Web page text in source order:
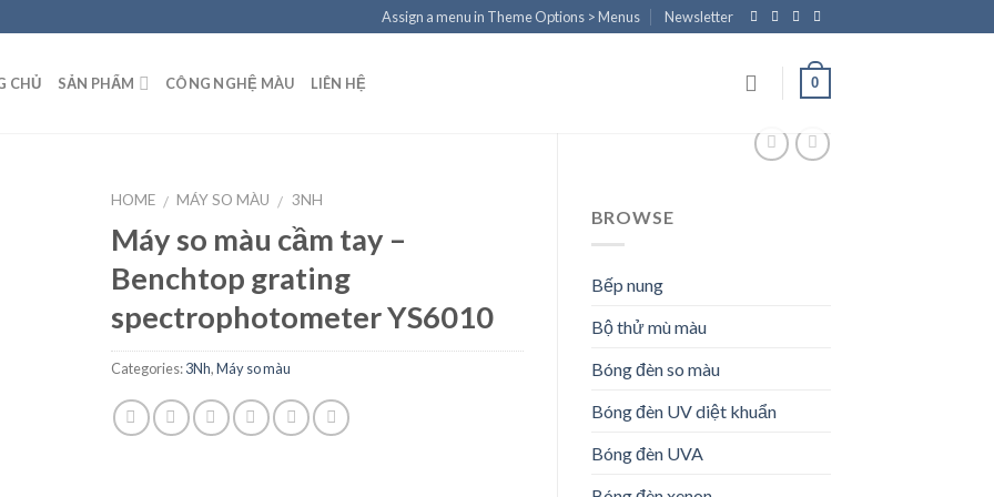
Assign a menu in Theme Options > Menus Newsletter
CHỦ SẢN PHẨM CÔNG NGHỆ MÀU LIÊN HỆ 0
HOME / MÁY SO MÀU / 3NH
Máy so màu cầm tay –
Benchtop grating
spectrophotometer YS6010
Categories:3Nh,Máy so màu
BROWSE
Bếp nung
Bộ thử mù màu
Bóng đèn so màu
Bóng đèn UV diệt khuẩn
Bóng đèn UVA